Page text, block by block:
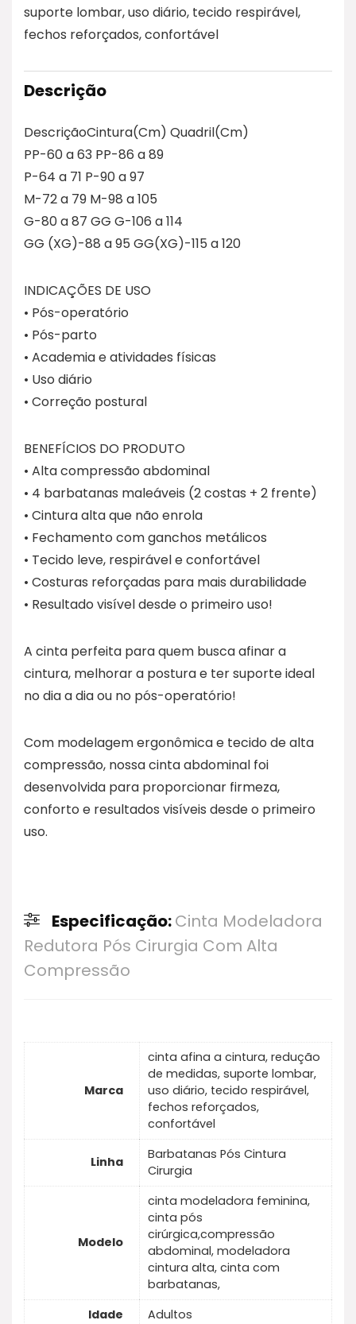
suporte lombar, uso diário, tecido respirável,
fechos reforçados, confortável
Descrição
DescriçãoCintura(Cm) Quadril(Cm)
PP-60 a 63 PP-86 a 89
P-64 a 71 P-90 a 97
M-72 a 79 M-98 a 105
G-80 a 87 GG G-106 a 114
GG (XG)-88 a 95 GG(XG)-115 a 120
INDICAÇÕES DE USO
• Pós-operatório
• Pós-parto
• Academia e atividades físicas
• Uso diário
• Correção postural
BENEFÍCIOS DO PRODUTO
• Alta compressão abdominal
• 4 barbatanas maleáveis (2 costas + 2 frente)
• Cintura alta que não enrola
• Fechamento com ganchos metálicos
• Tecido leve, respirável e confortável
• Costuras reforçadas para mais durabilidade
• Resultado visível desde o primeiro uso!
A cinta perfeita para quem busca afinar a
cintura, melhorar a postura e ter suporte ideal
no dia a dia ou no pós-operatório!
Com modelagem ergonômica e tecido de alta
compressão, nossa cinta abdominal foi
desenvolvida para proporcionar firmeza,
conforto e resultados visíveis desde o primeiro
uso.
Especificação:Cinta Modeladora
Redutora Pós Cirurgia Com Alta
Compressão
Marca
cinta afina a cintura, redução
de medidas, suporte lombar,
uso diário, tecido respirável,
fechos reforçados,
confortável
Linha
Barbatanas Pós Cintura
Cirurgia
Modelo
cinta modeladora feminina,
cinta pós
cirúrgica,compressão
abdominal, modeladora
cintura alta, cinta com
barbatanas,
Idade
Adultos